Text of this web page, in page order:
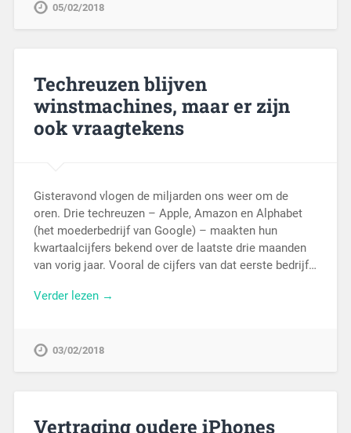
05/02/2018
Techreuzen blijven
winstmachines, maar er zijn
ook vraagtekens​
Gisteravond vlogen de miljarden ons weer om de
oren. Drie techreuzen – Apple, Amazon en Alphabet
(het moederbedrijf van Google) – maakten hun
kwartaalcijfers bekend over de laatste drie maanden
van vorig jaar. Vooral de cijfers van dat eerste bedrijf…
Verder lezen →
03/02/2018
Vertraging oudere iPhones